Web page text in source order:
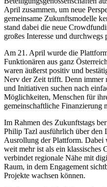
April zusammen, um neue
gemeinsame Zukunftsmodelle
stand dabei die neue
großes Interesse und durchwegs
Am 21. April wurde die
Funktionären aus ganz
waren äußerst positiv und
Nerv der Zeit trifft. Denn immer
und Initiativen suchen nach
Möglichkeiten, Menschen für
gemeinschaftliche Finanzierung
Im Rahmen des Zukunftstags
Philip Tazl ausführlich über den
Ausrollung der Plattform. Dabei
weit mehr ist als ein
verbindet regionale Nähe mit
Raum, in dem Engagement
Projekte wachsen können.